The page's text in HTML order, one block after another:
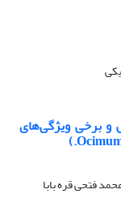
و برخی ویژگی‌های
فتحی قره بابا